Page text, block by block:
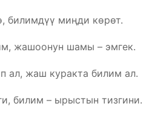
билимдүү миңди көрөт.
жашоонун шамы – эмгек.
ал, жаш куракта билим ал.
билим – ырыстын тизгини.